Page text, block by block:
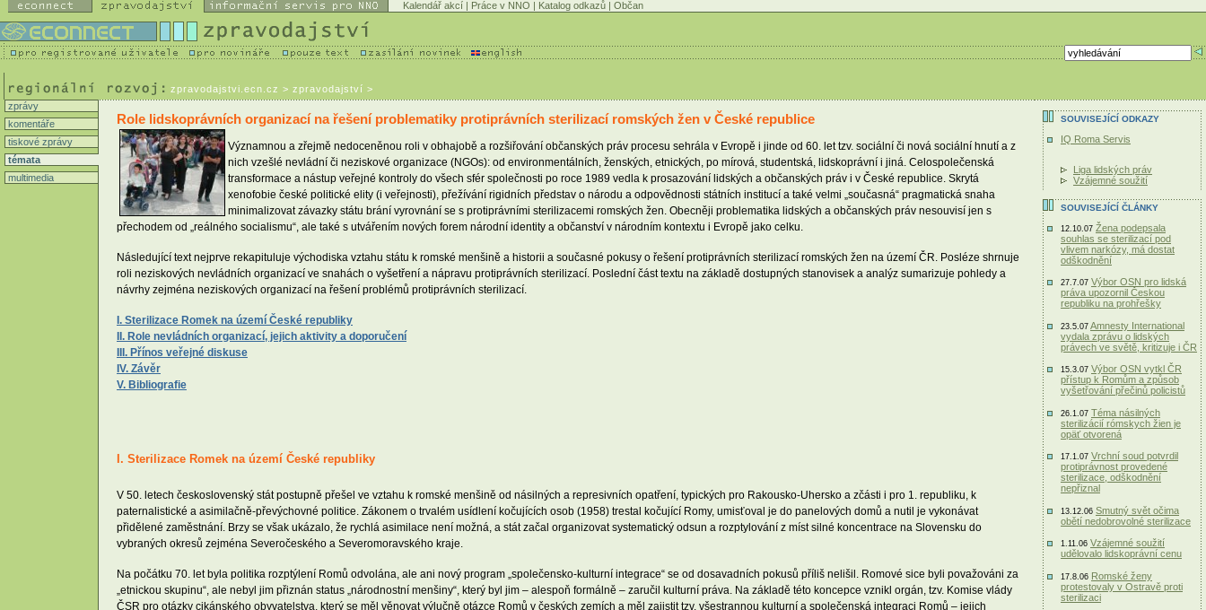
Kalendář akcí | Práce v NNO | Katalog odkazů | Občan
zpravodajstvi.ecn.cz > zpravodajství >
zprávy
komentáře
tiskové zprávy
témata
multimedia
Role lidskoprávních organizací na řešení problematiky protiprávních sterilizací romských žen v České republice
Významnou a zřejmě nedoceněnou roli v obhajobě a rozšiřování občanských práv procesu sehrála v Evropě i jinde od 60. let tzv. sociální či nová sociální hnutí a z
nich vzešlé nevládní či neziskové organizace (NGOs): od environmentálních, ženských, etnických, po mírová, studentská, lidskoprávní i jiná. Celospolečenská
transformace a nástup veřejné kontroly do všech sfér společnosti po roce 1989 vedla k prosazování lidských a občanských práv i v České republice. Skrytá
xenofobie české politické elity (i veřejnosti), přežívání rigidních představ o národu a odpovědnosti státních institucí a také velmi „současná“ pragmatická snaha
minimalizovat závazky státu brání vyrovnání se s protiprávními sterilizacemi romských žen. Obecněji problematika lidských a občanských práv nesouvisí jen s
přechodem od „reálného socialismu“, ale také s utvářením nových forem národní identity a občanství v národním kontextu i Evropě jako celku.
Následující text nejprve rekapituluje východiska vztahu státu k romské menšině a historii a současné pokusy o řešení protiprávních sterilizací romských žen na území ČR. Posléze shrnuje
roli neziskových nevládních organizací ve snahách o vyšetření a nápravu protiprávních sterilizací. Poslední část textu na základě dostupných stanovisek a analýz sumarizuje pohledy a
návrhy zejména neziskových organizací na řešení problémů protiprávních sterilizací.
I. Sterilizace Romek na území České republiky
II. Role nevládních organizací, jejich aktivity a doporučení
III. Přínos veřejné diskuse
IV. Závěr
V. Bibliografie
I. Sterilizace Romek na území České republiky
V 50. letech československý stát postupně přešel ve vztahu k romské menšině od násilných a represivních opatření, typických pro Rakousko-Uhersko a zčásti i pro 1. republiku, k
paternalistické a asimilačně-převýchovné politice. Zákonem o trvalém usídlení kočujících osob (1958) trestal kočující Romy, umisťoval je do panelových domů a nutil je vykonávat
přidělené zaměstnání. Brzy se však ukázalo, že rychlá asimilace není možná, a stát začal organizovat systematický odsun a rozptylování z míst silné koncentrace na Slovensku do
vybraných okresů zejména Severočeského a Severomoravského kraje.
Na počátku 70. let byla politika rozptýlení Romů odvolána, ale ani nový program „společensko-kulturní integrace“ se od dosavadních pokusů příliš nelišil. Romové sice byli považováni za
„etnickou skupinu“, ale nebyl jim přiznán status „národnostní menšiny“, který byl jim – alespoň formálně – zaručil kulturní práva. Na základě této koncepce vznikl orgán, tzv. Komise vlády
ČSR pro otázky cikánského obyvatelstva, který se měl věnovat výlučně otázce Romů v českých zemích a měl zajistit tzv. všestrannou kulturní a společenská integraci Romů – jejich
SOUVISEJÍCÍ ODKAZY
IQ Roma Servis
Liga lidských práv
Vzájemné soužití
SOUVISEJÍCÍ ČLÁNKY
12.10.07 Žena podepsala
souhlas se sterilizací pod
vlivem narkózy, má dostat
odškodnění
27.7.07 Výbor OSN pro lidská
práva upozornil Českou
republiku na prohřešky
23.5.07 Amnesty International
vydala zprávu o lidských
právech ve světě, kritizuje i ČR
15.3.07 Výbor OSN vytkl ČR
přístup k Romům a způsob
vyšetřování přečinů policistů
26.1.07 Téma násilných
sterilizácií rómskych žien je
opäť otvorená
17.1.07 Vrchní soud potvrdil
protiprávnost provedené
sterilizace, odškodnění
nepřiznal
13.12.06 Smutný svět očima
obětí nedobrovolné sterilizace
1.11.06 Vzájemné soužití
udělovalo lidskoprávní cenu
17.8.06 Romské ženy
protestovaly v Ostravě proti
sterilizaci